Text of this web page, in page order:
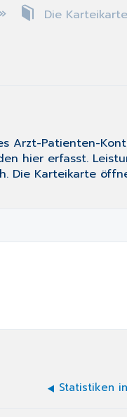
Die Karteikarte
Arzt-Patienten-
hier erfasst.
Die Karteikarte
Statistiken